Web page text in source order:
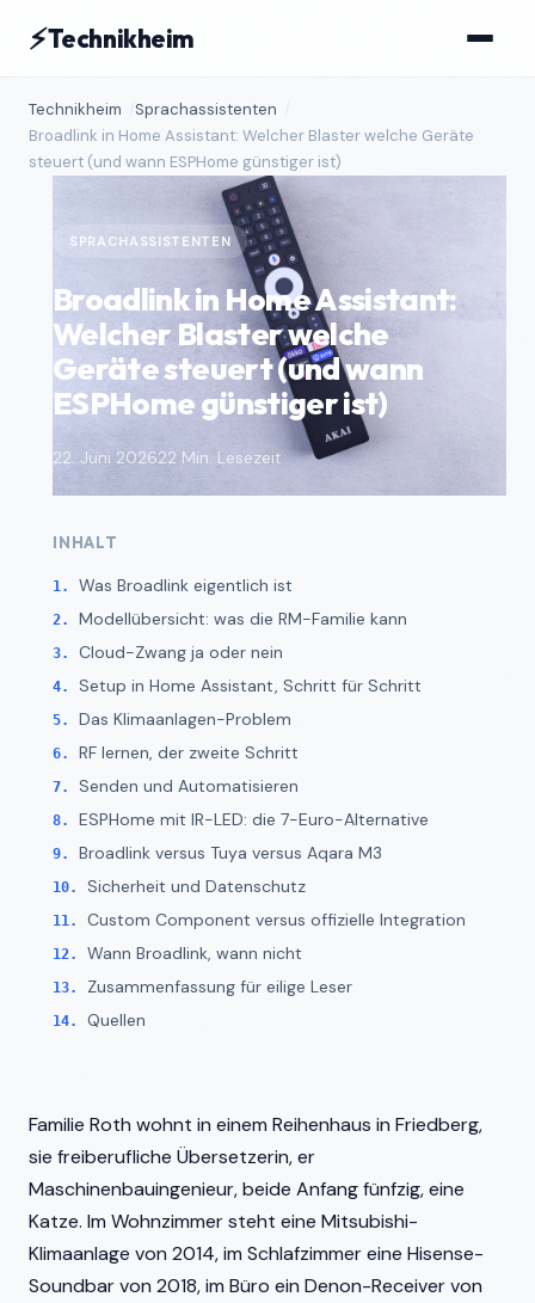
⚡Technikheim
Technikheim
Sprachassistenten
Broadlink in Home Assistant: Welcher Blaster welche Geräte
steuert (und wann ESPHome günstiger ist)
SPRACHASSISTENTEN
Broadlink in Home Assistant:
Welcher Blaster welche
Geräte steuert (und wann
ESPHome günstiger ist)
22. Juni 202622 Min. Lesezeit
INHALT
Was Broadlink eigentlich ist
Modellübersicht: was die RM-Familie kann
Cloud-Zwang ja oder nein
Setup in Home Assistant, Schritt für Schritt
Das Klimaanlagen-Problem
RF lernen, der zweite Schritt
Senden und Automatisieren
ESPHome mit IR-LED: die 7-Euro-Alternative
Broadlink versus Tuya versus Aqara M3
Sicherheit und Datenschutz
Custom Component versus offizielle Integration
Wann Broadlink, wann nicht
Zusammenfassung für eilige Leser
Quellen
Familie Roth wohnt in einem Reihenhaus in Friedberg,
sie freiberufliche Übersetzerin, er
Maschinenbauingenieur, beide Anfang fünfzig, eine
Katze. Im Wohnzimmer steht eine Mitsubishi-
Klimaanlage von 2014, im Schlafzimmer eine Hisense-
Soundbar von 2018, im Büro ein Denon-Receiver von